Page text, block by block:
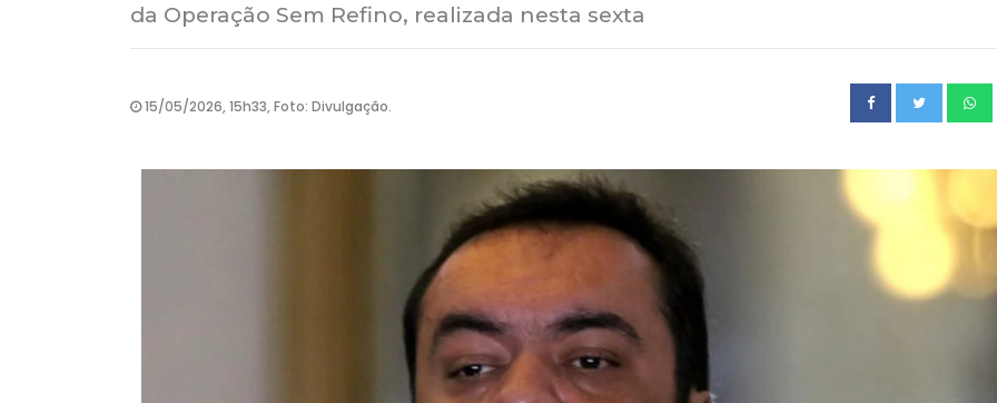
da Operação Sem Refino, realizada nesta sexta
15/05/2026, 15h33, Foto: Divulgação.